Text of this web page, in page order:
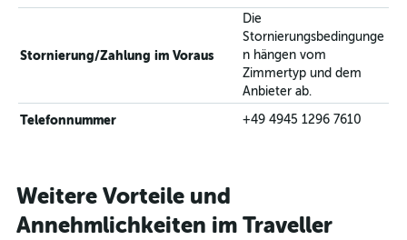
Stornierung/Zahlung im Voraus
Die
Stornierungsbedingunge
n hängen vom
Zimmertyp und dem
Anbieter ab.
Telefonnummer +49 4945 1296 7610
Weitere Vorteile und
Annehmlichkeiten im Traveller